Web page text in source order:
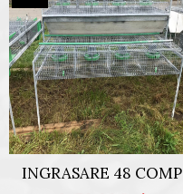
INGRASARE 48 COMP